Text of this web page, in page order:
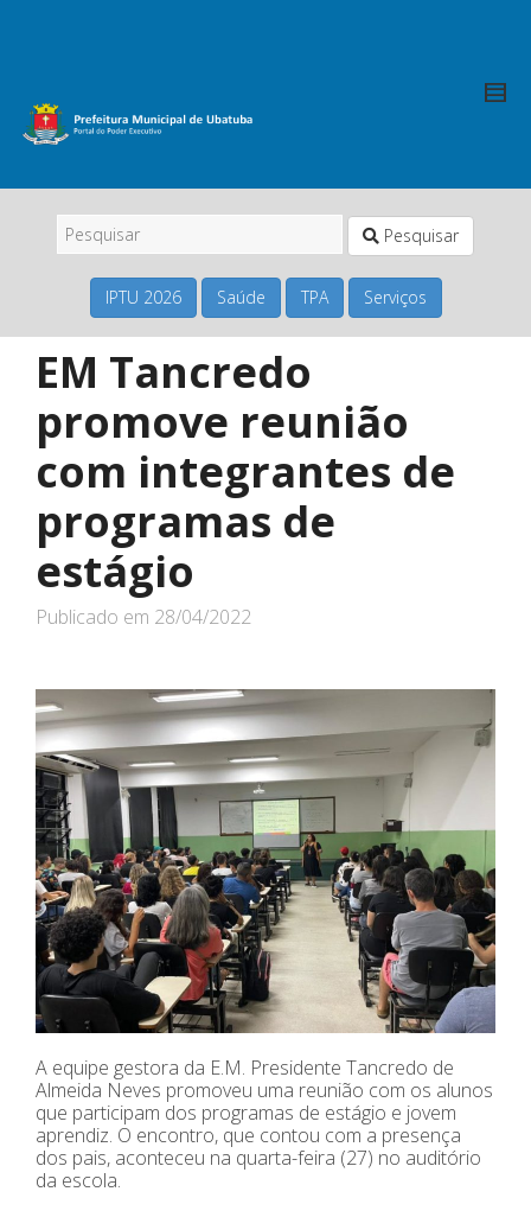
Pesquisar
IPTU 2026 Saúde TPA Serviços
EM Tancredo
promove reunião
com integrantes de
programas de
estágio
Publicado em 28/04/2022
A equipe gestora da E.M. Presidente Tancredo de
Almeida Neves promoveu uma reunião com os alunos
que participam dos programas de estágio e jovem
aprendiz. O encontro, que contou com a presença
dos pais, aconteceu na quarta-feira (27) no auditório
da escola.